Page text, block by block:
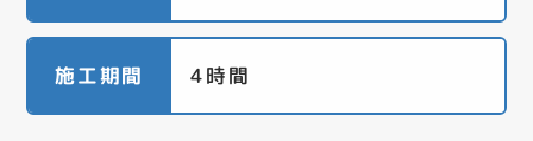
施工期間 4時間